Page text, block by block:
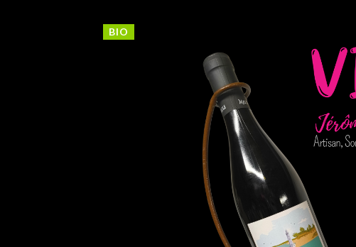
BIO